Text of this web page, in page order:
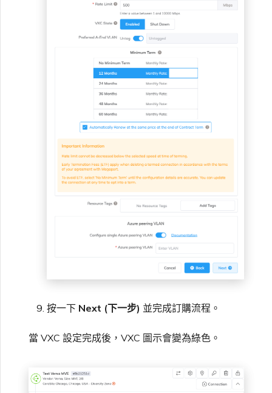
按一下 Next (下一步) 並完成訂購流程。
當 VXC 設定完成後，VXC 圖示會變為綠色。